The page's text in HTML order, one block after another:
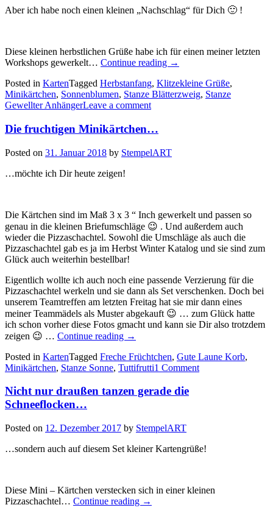
Aber ich habe noch einen kleinen „Nachschlag“ für Dich 🙂 !
Diese kleinen herbstlichen Grüße habe ich für einen meiner letzten
Workshops gewerkelt… Continue reading „Die
Sonnenblumen…“
→
Posted in KartenTagged Herbstanfang, Klitzekleine Grüße,
Minikärtchen, Sonnenblumen, Stanze Blätterzweig, Stanze
Gewellter AnhängerLeave a comment
Die fruchtigen Minikärtchen…
Posted on 31. Januar 2018 by StempelART
…möchte ich Dir heute zeigen!
Die Kärtchen sind im Maß 3 x 3 “ Inch gewerkelt und passen so
genau in die kleinen Briefumschläge 😉 . Und außerdem auch
wieder die Pizzaschachtel. Sowohl die Umschläge als auch die
Pizzaschachtel gab es ja im Herbst Winter Katalog und sie sind zum
Glück auch weiterhin bestellbar!
Eigentlich wollte ich auch noch eine passende Verzierung für die
Pizzaschachtel werkeln und sie dann als Set verschenken. Doch bei
unserem Teamtreffen am letzten Freitag hat sie mir dann eines
meiner Teammädels als Muster abgekauft 😉 … zum Glück hatte
ich schon vorher diese Fotos gmacht und kann sie Dir also trotzdem
zeigen 😉 … Continue reading
„Die
Minikärtchen…“
→
Posted in KartenTagged Freche Früchtchen, Gute Laune Korb,
Minikärtchen, Stanze Sonne, Tuttifrutti1 Comment
Nicht nur draußen tanzen gerade die
Schneeflocken…
Posted on 12. Dezember 2017 by StempelART
…sondern auch auf diesem Set kleiner Kartengrüße!
Diese Mini – Kärtchen verstecken sich in einer kleinen
Pizzaschachtel… Continue reading „Nicht
→